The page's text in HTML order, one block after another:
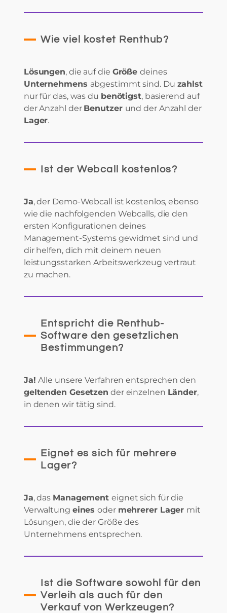
Wie viel kostet Renthub?
Lösungen, die auf die Größedeines
Unternehmens abgestimmt sind. Du zahlst
nur für das, was du benötigst, basierend auf
der Anzahl der Benutzer und der Anzahl der
Lager.
Ist der Webcall kostenlos?
Ja, der Demo-Webcall ist kostenlos, ebenso
wie die nachfolgenden Webcalls, die den
ersten Konfigurationen deines
Management-Systems gewidmet sind und
dir helfen, dich mit deinem neuen
leistungsstarken Arbeitswerkzeug vertraut
zu machen.
Entspricht die Renthub-
Software den gesetzlichen
Bestimmungen?
Ja!Alle unsere Verfahren entsprechen den
geltenden Gesetzen der einzelnen Länder,
in denen wir tätig sind.
Eignet es sich für mehrere
Lager?
Ja, das Management eignet sich für die
Verwaltung einesoder mehrerer Lager mit
Lösungen, die der Größe des
Unternehmens entsprechen.
Ist die Software sowohl für den
Verleih als auch für den
Verkauf von Werkzeugen?